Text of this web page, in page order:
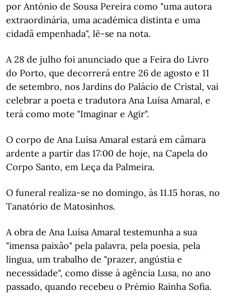
por António de Sousa Pereira como "uma autora
extraordinária, uma académica distinta e uma
cidadã empenhada", lê-se na nota.
A 28 de julho foi anunciado que a Feira do Livro
do Porto, que decorrerá entre 26 de agosto e 11
de setembro, nos Jardins do Palácio de Cristal, vai
celebrar a poeta e tradutora Ana Luísa Amaral, e
terá como mote "Imaginar e Agir".
O corpo de Ana Luísa Amaral estará em câmara
ardente a partir das 17:00 de hoje, na Capela do
Corpo Santo, em Leça da Palmeira.
O funeral realiza-se no domingo, às 11.15 horas, no
Tanatório de Matosinhos.
A obra de Ana Luísa Amaral testemunha a sua
"imensa paixão" pela palavra, pela poesia, pela
língua, um trabalho de "prazer, angústia e
necessidade", como disse à agência Lusa, no ano
passado, quando recebeu o Prémio Rainha Sofia.